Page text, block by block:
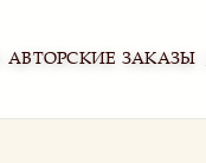
АВТОРСКИЕ ЗАКАЗЫ